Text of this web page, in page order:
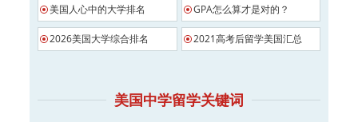
美国人心中的大学排名 GPA怎么算才是对的？
2026美国大学综合排名 2021高考后留学美国汇总
美国中学留学关键词